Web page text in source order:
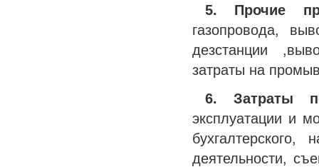
5. Прочие
газопровода,
дезстанции
затраты на
6. Затраты
эксплуатации и
бухгалтерского,
деятельности,